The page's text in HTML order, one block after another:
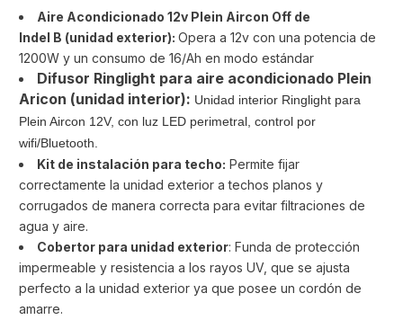
Aire Acondicionado 12v Plein Aircon Off de
Indel B (unidad exterior): Opera a 12v con una potencia de
1200W y un consumo de 16/Ah en modo estándar
Difusor Ringlight para aire acondicionado Plein
Aricon (unidad interior): Unidad interior Ringlight para
Plein Aircon 12V, con luz LED perimetral, control por
wifi/Bluetooth.
Kit de instalación para techo: Permite fijar
correctamente la unidad exterior a techos planos y
corrugados de manera correcta para evitar filtraciones de
agua y aire.
Cobertor para unidad exterior: Funda de protección
impermeable y resistencia a los rayos UV, que se ajusta
perfecto a la unidad exterior ya que posee un cordón de
amarre.